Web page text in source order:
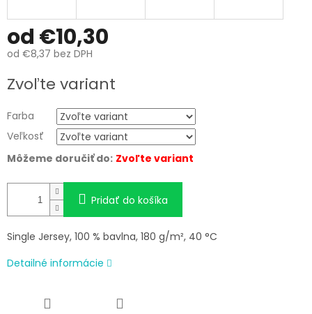
od €10,30
od €8,37 bez DPH
cena:
Zvoľte variant
Farba
Veľkosť
Môžeme doručiť do: Zvoľte variant
Pridať do košíka
Single Jersey, 100 % bavlna, 180 g/m², 40 °C
Detailné informácie